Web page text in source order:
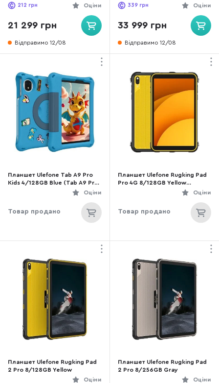
(6975326663250)
Оціни
212 грн
21 299 грн
Відправимо 12/08
Оціни
339 грн
33 999 грн
Відправимо 12/08
Планшет Ulefone Tab A9 Pro
Kids 4/128GB Blue (Tab A9 Pro
Оціни
Товар продано
Планшет Ulefone Rugking Pad
Pro 4G 8/128GB Yellow
Оціни
Товар продано
Планшет Ulefone Rugking Pad
2 Pro 8/128GB Yellow
Оціни
Планшет Ulefone Rugking Pad
2 Pro 8/256GB Gray
Оціни